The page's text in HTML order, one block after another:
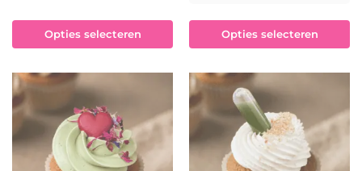
Opties selecteren Opties selecteren